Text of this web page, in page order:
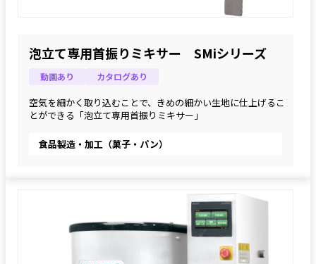
泡立て専用首振りミキサー SMiシリーズ
動画あり カタログあり
空気を細かく取り込むことで、きめの細かい生地に仕上げるこ
とができる「泡立て専用首振りミキサー」
食品製造・加工（菓子・パン）